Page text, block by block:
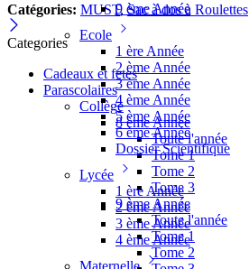
9 ème Année
Ecole
1 ère Année
2 ème Année
3 ème Année
4 ème Année
5 ème Année
6 ème Année
Dossier Scientifique
Lycée
1 ère Année
2 ème Année
3 ème Année
4 ème Année
Catégories: MUST,Sac à dos à Roulettes
Categories
Cadeaux et fetes
Parascolaires
Collège
8 ème Année
Toute l'année
Tome 1
Tome 2
Tome 3
9 ème Année
Toute l'année
Tome 1
Tome 2